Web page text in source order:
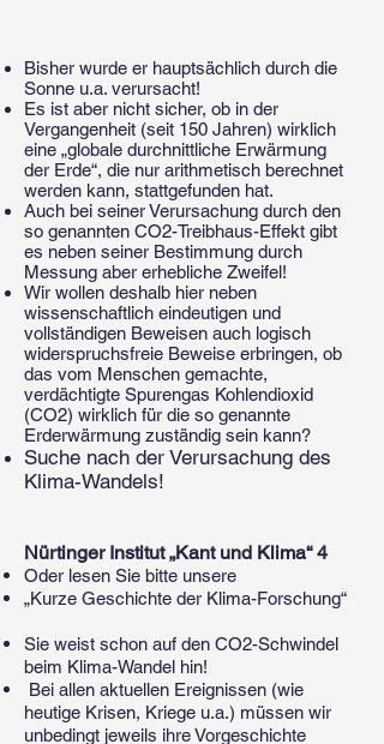
Bisher wurde er hauptsächlich durch die
Sonne u.a. verursacht!
Es ist aber nicht sicher, ob in der
Vergangenheit (seit 150 Jahren) wirklich
eine „globale durchnittliche Erwärmung
der Erde“, die nur arithmetisch berechnet
werden kann, stattgefunden hat.
Auch bei seiner Verursachung durch den
so genannten CO2-Treibhaus-Effekt gibt
es neben seiner Bestimmung durch
Messung aber erhebliche Zweifel!
Wir wollen deshalb hier neben
wissenschaftlich eindeutigen und
vollständigen Beweisen auch logisch
widerspruchsfreie Beweise erbringen, ob
das vom Menschen gemachte,
verdächtigte Spurengas Kohlendioxid
(CO2) wirklich für die so genannte
Erderwärmung zuständig sein kann?
Suche nach der Verursachung des
Klima-Wandels!
Nürtinger Institut „Kant und Klima“ 4
Oder lesen Sie bitte unsere
„Kurze Geschichte der Klima-Forschung“
Sie weist schon auf den CO2-Schwindel
beim Klima-Wandel hin!
Bei allen aktuellen Ereignissen (wie
heutige Krisen, Kriege u.a.) müssen wir
unbedingt jeweils ihre Vorgeschichte